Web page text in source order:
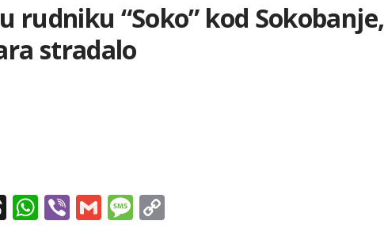
rudniku “Soko” kod Sokobanje,
stradalo
Threads
WhatsApp
ViberGmailMessage